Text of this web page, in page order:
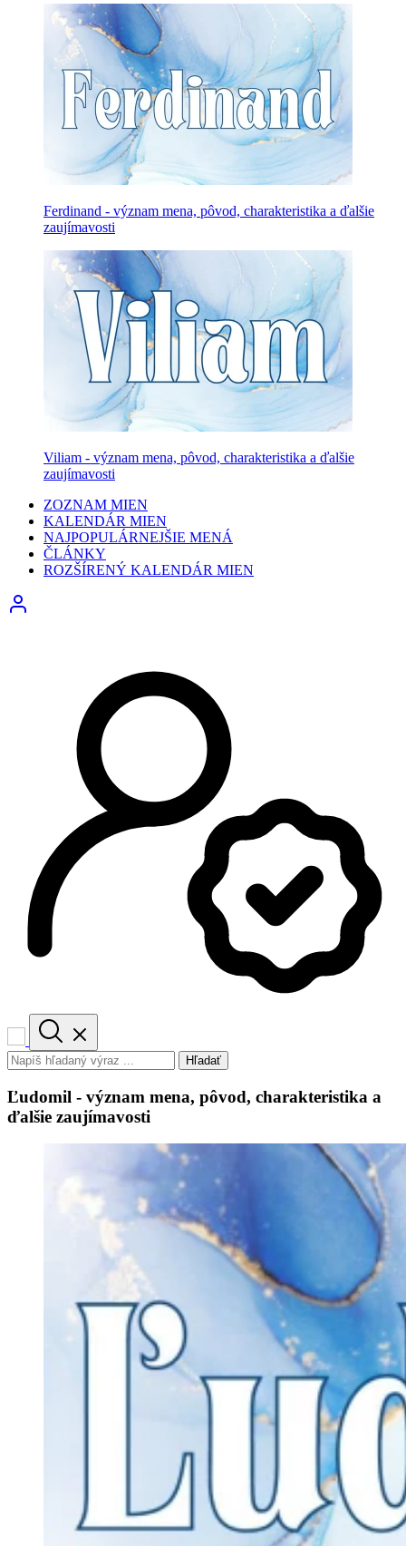
Ferdinand - význam mena, pôvod, charakteristika a ďalšie
zaujímavosti
Viliam - význam mena, pôvod, charakteristika a ďalšie
zaujímavosti
ZOZNAM MIEN
KALENDÁR MIEN
NAJPOPULÁRNEJŠIE MENÁ
ČLÁNKY
ROZŠÍRENÝ KALENDÁR MIEN
Hľadať
Ľudomil - význam mena, pôvod, charakteristika a
ďalšie zaujímavosti